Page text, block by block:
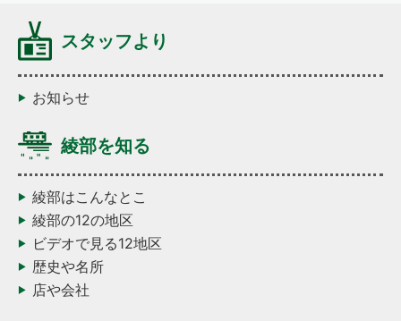
スタッフより
お知らせ
綾部を知る
綾部はこんなとこ
綾部の12の地区
ビデオで見る12地区
歴史や名所
店や会社